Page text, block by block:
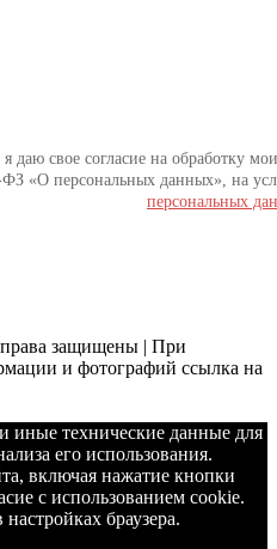
даю свое согласие на обработку
«О персональных данных», на
персональных
защищены | При
и фотографий ссылка на
технические данные для
его использования.
включая нажатие кнопки
с использованием cookie.
браузера.